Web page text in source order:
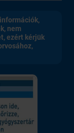
nem
ezért kérjük